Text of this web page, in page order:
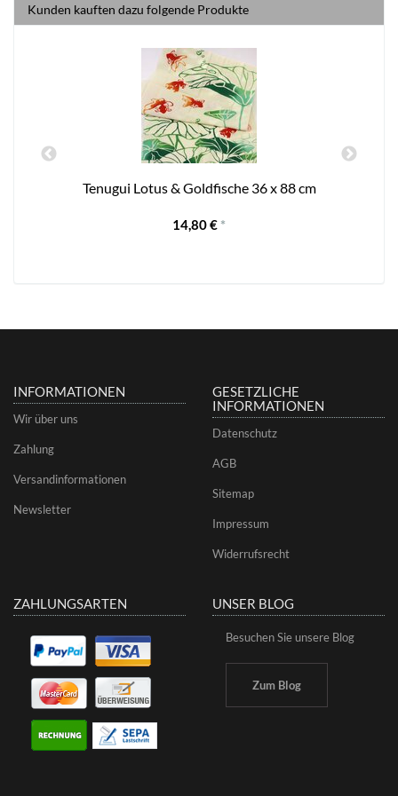
Kunden kauften dazu folgende Produkte
Tenugui Lotus & Goldfische 36 x 88 cm
14,80 € *
INFORMATIONEN
Wir über uns
Zahlung
Versandinformationen
Newsletter
GESETZLICHE
INFORMATIONEN
Datenschutz
AGB
Sitemap
Impressum
Widerrufsrecht
ZAHLUNGSARTEN UNSER BLOG
Besuchen Sie unsere Blog
Zum Blog